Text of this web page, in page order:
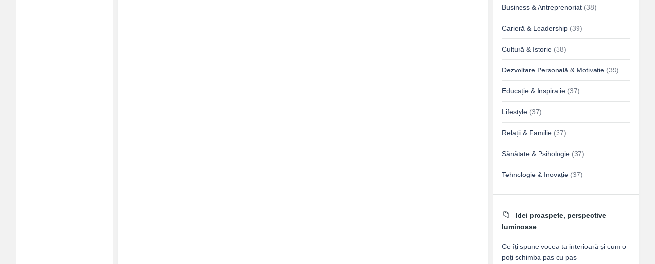
Business & Antreprenoriat (38)
Carieră & Leadership (39)
Cultură & Istorie (38)
Dezvoltare Personală & Motivație (39)
Educație & Inspirație (37)
Lifestyle (37)
Relații & Familie (37)
Sănătate & Psihologie (37)
Tehnologie & Inovație (37)
Idei proaspete, perspective
luminoase
Ce îți spune vocea ta interioară și cum o
poți schimba pas cu pas